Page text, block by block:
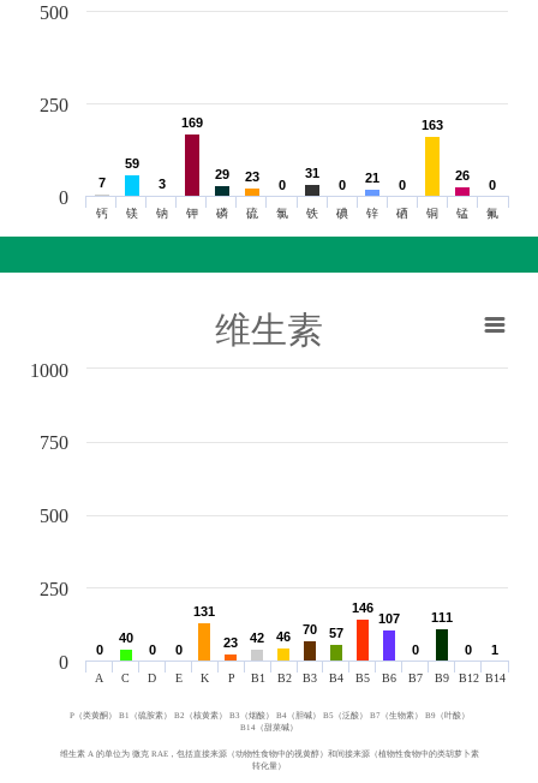
7
7
59
59
3
3
169
169
29
29 23
23
0
0
31
31
0
0 21
21 0
0
163
163
26
26
0
0
钙 镁 钠 钾 磷 硫 氯 铁 碘 锌 硒 铜 锰 氟
0
250
500
维生素
0
0
40
40
0
0 0
0
131
131
23
23 42
42 46
46 70
70 57
57
146
146
107
107
0
0
111
111
0
0 1
1
A C D E K P B1 B2 B3 B4 B5 B6 B7 B9 B12 B14
0
250
500
750
1000
P（类黄酮） B1（硫胺素） B2（核黄素） B3（烟酸） B4（胆碱） B5（泛酸） B7（生物素） B9（叶酸）
B14（甜菜碱）
维生素 A 的单位为 微克 RAE，包括直接来源（动物性食物中的视黄醇）和间接来源（植物性食物中的类胡萝卜素
转化量）